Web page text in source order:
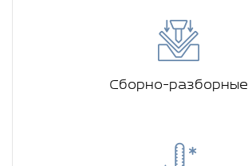
Сборно-разборные